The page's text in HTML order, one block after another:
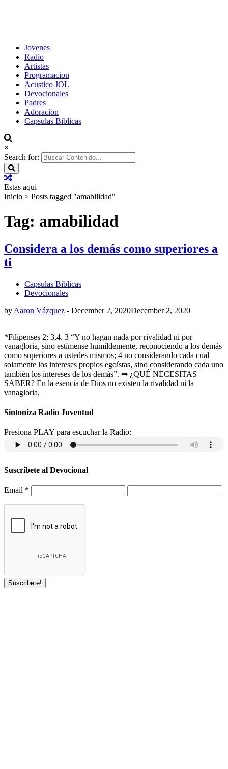
Jovenes
Radio
Artistas
Programacion
Acustico JOL
Devocionales
Padres
Adoracion
Capsulas Biblicas
×
Search for:
Estas aqui
Inicio > Posts tagged "amabilidad"
Tag: amabilidad
Considera a los demás como superiores a
ti
Capsulas Biblicas
Devocionales
by Aaron Vázquez - December 2, 2020December 2, 2020
*Filipenses 2: 3,4. 3 “Y no hagan nada por rivalidad ni por
vanagloria, sino estímense humildemente, reconociendo a los demás
como superiores a ustedes mismos; 4 no considerando cada cual
solamente los intereses propios egoístas, sino considerando cada uno
también los intereses de los demás”. ➡ ¿QUÉ NECESITAS
SABER? En la esencia de Dios no existen la rivalidad ni la
vanagloria,
Sintoniza Radio Juventud
Presiona PLAY para escuchar la Radio:
Suscribete al Devocional
Email *